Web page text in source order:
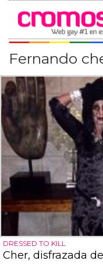
Fernando
DRESSED TO KILL
Cher, disfrazada